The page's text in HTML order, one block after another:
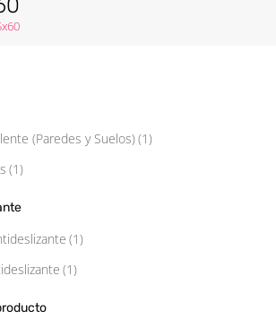
(Paredes y Suelos)(1)
(1)
(1)
(1)